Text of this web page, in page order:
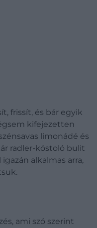
frissít, és bár egyik
kifejezetten
limonádé és
radler-kóstoló bulit
alkalmas arra,
ami szó szerint